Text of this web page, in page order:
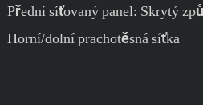
Přední síťovaný panel: Skrytý
Horní/dolní prachotěsná síťka